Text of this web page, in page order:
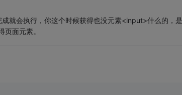
就会执行，你这个时候获得也没元素<input>什么的，
面元素。